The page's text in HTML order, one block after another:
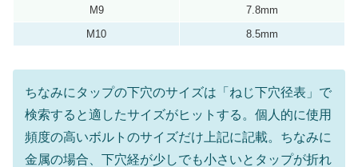
M9
7.8mm
M10
8.5mm
ちなみにタップの下穴のサイズは「ねじ下穴径表」で
検索すると適したサイズがヒットする。個人的に使用
頻度の高いボルトのサイズだけ上記に記載。ちなみに
金属の場合、下穴経が少しでも小さいとタップが折れ